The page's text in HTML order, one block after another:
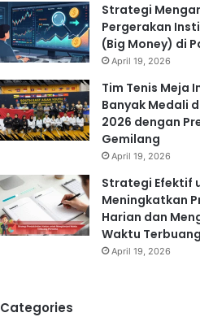
Strategi
Pergerakan
(Big Money) di
April 19, 2026
Tim Tenis Meja
Banyak Medali
2026 dengan
Gemilang
April 19, 2026
Strategi Efektif
Meningkatkan
Harian dan
Waktu Terbuang
April 19, 2026
Categories